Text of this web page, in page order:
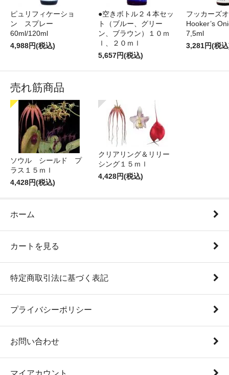
ピュリフィケーショ
ン スプレー
60ml/120ml
4,988円(税込)
●空きボトル２４本セッ
ト（ブルー、グリー
ン、ブラウン）１０ｍ
ｌ、２０ｍｌ
5,657円(税込)
フッカーズ
Hooker’s
7,5ml
3,281円(税
売れ筋商品
ソウル シールド プ
ラス１５ｍｌ
4,428円(税込)
クリアリング＆リリー
シング１５ｍｌ
4,428円(税込)
ホーム
カートを見る
特定商取引法に基づく表記
プライバシーポリシー
お問い合わせ